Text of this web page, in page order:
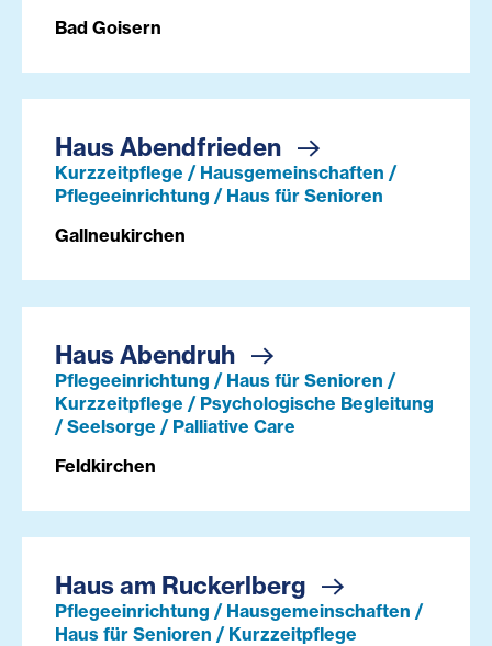
Bad Goisern
Haus Abendfrieden
Kurzzeitpflege / Hausgemeinschaften /
Pflegeeinrichtung / Haus für Senioren
Gallneukirchen
Haus Abendruh
Pflegeeinrichtung / Haus für Senioren /
Kurzzeitpflege / Psychologische Begleitung
/ Seelsorge / Palliative Care
Feldkirchen
Haus am Ruckerlberg
Pflegeeinrichtung / Hausgemeinschaften /
Haus für Senioren / Kurzzeitpflege